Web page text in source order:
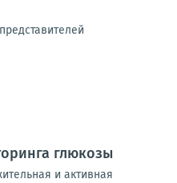
глюкозы
и активная